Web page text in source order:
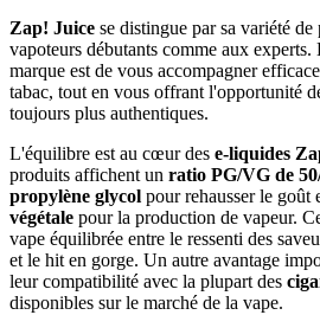
Zap! Juice se distingue par sa variété
vapoteurs débutants comme aux
marque est de vous accompagner
tabac, tout en vous offrant l'opportunité
toujours plus authentiques.
L'équilibre est au cœur des e-liquides
produits affichent un ratio PG/VG de
propylène glycol pour rehausser le goût
végétale pour la production de vapeur.
vape équilibrée entre le ressenti des
et le hit en gorge. Un autre avantage
leur compatibilité avec la plupart des
disponibles sur le marché de la vape.